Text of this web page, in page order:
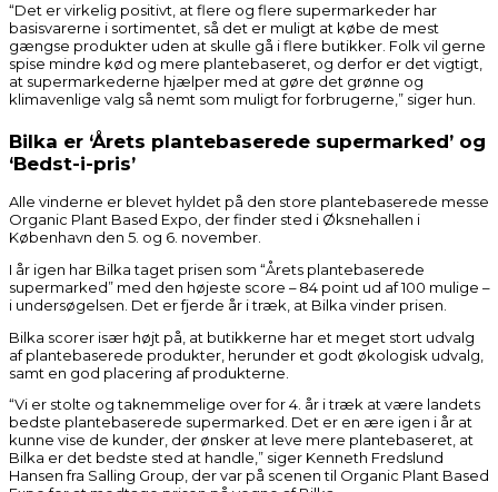
“Det er virkelig positivt, at flere og flere supermarkeder har
basisvarerne i sortimentet, så det er muligt at købe de mest
gængse produkter uden at skulle gå i flere butikker. Folk vil gerne
spise mindre kød og mere plantebaseret, og derfor er det vigtigt,
at supermarkederne hjælper med at gøre det grønne og
klimavenlige valg så nemt som muligt for forbrugerne,” siger hun.
Bilka er ‘Årets plantebaserede supermarked’ og
‘Bedst-i-pris’
Alle vinderne er blevet hyldet på den store plantebaserede messe
Organic Plant Based Expo, der finder sted i Øksnehallen i
København den 5. og 6. november.
I år igen har Bilka taget prisen som “Årets plantebaserede
supermarked” med den højeste score – 84 point ud af 100 mulige –
i undersøgelsen. Det er fjerde år i træk, at Bilka vinder prisen.
Bilka scorer især højt på, at butikkerne har et meget stort udvalg
af plantebaserede produkter, herunder et godt økologisk udvalg,
samt en god placering af produkterne.
“Vi er stolte og taknemmelige over for 4. år i træk at være landets
bedste plantebaserede supermarked. Det er en ære igen i år at
kunne vise de kunder, der ønsker at leve mere plantebaseret, at
Bilka er det bedste sted at handle,” siger Kenneth Fredslund
Hansen fra Salling Group, der var på scenen til Organic Plant Based